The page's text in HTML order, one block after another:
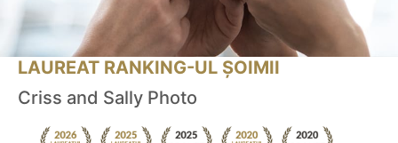
LAUREAT RANKING-UL ȘOIMII
Criss and Sally Photo